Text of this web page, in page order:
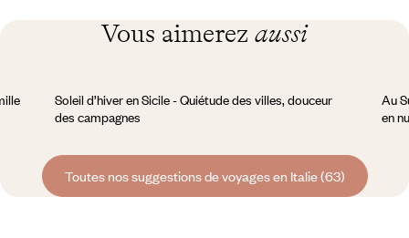
Vous aimerez aussi
Soleil d’hiver en Sicile - Quiétude des villes, douceur
des campagnes
Au
en
Toutes nos suggestions de voyages en Italie (63)